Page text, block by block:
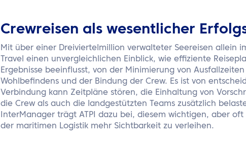
Crewreisen als wesentlicher
Mit über einer Dreiviertelmillion verwalteter Seereisen allein
Travel einen unvergleichlichen Einblick, wie effiziente
Ergebnisse beeinflusst, von der Minimierung von
Wohlbefindens und der Bindung der Crew. Es ist von
Verbindung kann Zeitpläne stören, die Einhaltung von
die Crew als auch die landgestützten Teams zusätzlich
InterManager trägt ATPI dazu bei, diesem wichtigen, aber
der maritimen Logistik mehr Sichtbarkeit zu verleihen.